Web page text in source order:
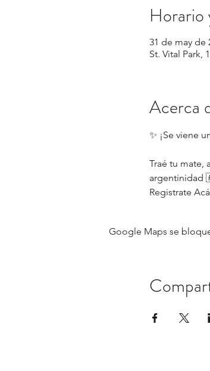
Horario
31 de may de
St. Vital Park,
Acerca
✨ ¡Se viene
Traé tu mate,
argentinidad
Registrate
Google Maps se